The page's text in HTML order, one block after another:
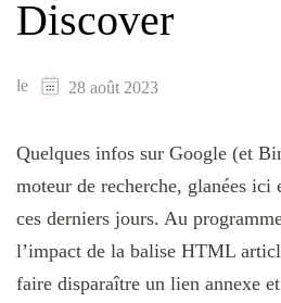
Discover
le 28 août 2023
Quelques infos sur Google (et
moteur de recherche, glanées
ces derniers jours. Au
l’impact de la balise HTML
faire disparaître un lien annexe